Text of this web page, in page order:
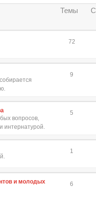
Темы
72
9
вопросов,
интернатурой.
5
1
и молодых
6